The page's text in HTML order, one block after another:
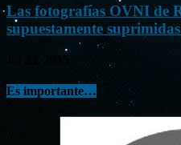
Las fotografías OVNI de
supuestamente
Jul 23, 2015
Es importante…